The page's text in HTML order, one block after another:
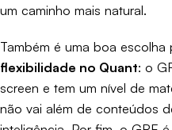
um caminho mais natural.
Também é uma boa escolha
flexibilidade no Quant: o
screen e tem um nível de
não vai além de conteúdos